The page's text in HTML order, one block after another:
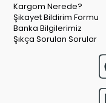
Kargom Nerede?
Şikayet Bildirim Formu
Banka Bilgilerimiz
Şıkça Sorulan Sorular